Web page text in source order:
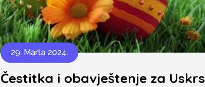
29. Marta 2024.
Čestitka i obavještenje za Uskrs